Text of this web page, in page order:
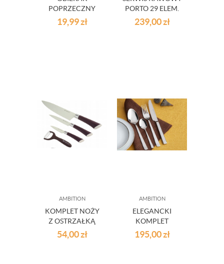
POPRZECZNY
WENDY CZARNY
CHROM 15 CM
19,99zł
PORTO 29 ELEM.
239,00zł
AMBITION
KOMPLET NOŻY
Z OSTRZAŁKĄ
AMBITION
PURELINE
54,00zł
AMBITION
ELEGANCKI
KOMPLET
SZTUĆCÓW 30
ELEM. PRATO
195,00zł